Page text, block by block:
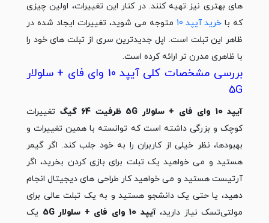
های بهتری نیز تهیه کنند. در کنار این تغییرات، اولین چیزی
که با خرید آیپد 10
متوجه می شوید، تغییرات ایجاد شده در
ظاهر این تبلت است. اپل جدیدترین سری از تبلت های خود را
با ظاهری مدرن تر ارائه کرده است.
بررسی مشخصات کلی آیپد 10 وای فای + سلولار
5G
آیپد 10 وای فای + سلولار 5G ظرفیت 64 گیگ
تغییرات
کوچک و بزرگی داشته است که توانسته با همین تغییرات و
بهبودها، نظر خیلی از کاربران را به خود جلب کند. اگر گیمر
هستید و می خواهید یک تبلت برای بازی کردن بخرید، اگر
آرتیست هستید و می‏ خواهید کار طراحی های دیجیتال انجام
دهید، یا حتی یک دانشجو هستید و به یک تبلت عالی برای
مولتی‌تسک نیاز دارید،آیپد 10 وای فای + سلولار 5G
یک